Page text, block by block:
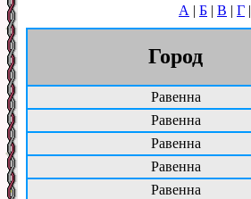
А | Б | В | Г |
Город
Равенна
Равенна
Равенна
Равенна
Равенна